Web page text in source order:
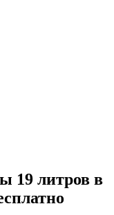
19 литров в
документации
вести